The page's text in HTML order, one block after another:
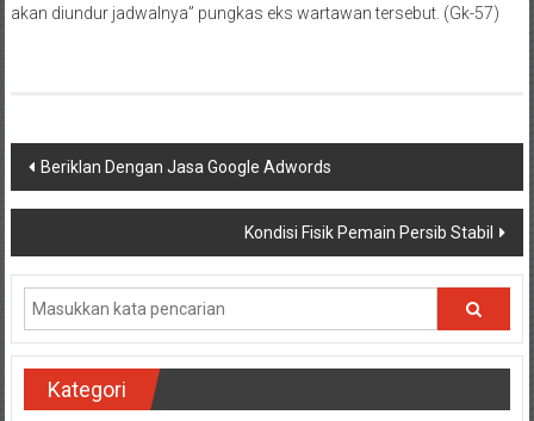
akan diundur jadwalnya” pungkas eks wartawan tersebut. (Gk-57)
Navigasi
pos
Beriklan Dengan Jasa Google Adwords
Kondisi Fisik Pemain Persib Stabil
Kategori